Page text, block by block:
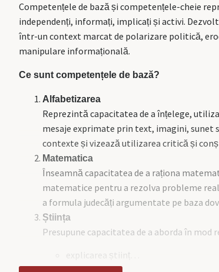
Competențele de bază și competențele-cheie
independenți, informați, implicați și activi.
într-un context marcat de polarizare politică,
manipulare informațională.
Ce sunt competențele de bază?
Alfabetizarea
Reprezintă capacitatea de a înțelege,
mesaje exprimate prin text, imagini, sunet
contexte și vizează utilizarea critică și
Matematica
Înseamnă capacitatea de a raționa
matematice pentru a rezolva probleme
a formula judecăți argumentate pe baza
Știința
Presupune capacitatea de a aborda în
explicarea științ…